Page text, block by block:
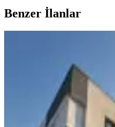
Benzer İlanlar
Dulkadiroğlu,
1+1
82 m²·
11.000 ₺